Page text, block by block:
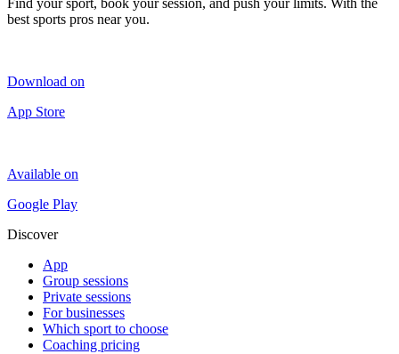
Find your sport, book your session, and push your limits. With the
best sports pros near you.
Download on
App Store
Available on
Google Play
Discover
App
Group sessions
Private sessions
For businesses
Which sport to choose
Coaching pricing